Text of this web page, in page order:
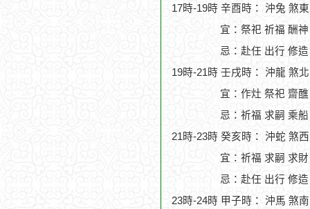
17時-19時 辛酉時： 沖兔 煞
宜：祭祀 祈福 酬
忌：赴任 出行 修
19時-21時 壬戌時： 沖龍 煞
宜：作灶 祭祀 齋
忌：祈福 求嗣 乘船
21時-23時 癸亥時： 沖蛇 煞
宜：祈福 求嗣 求
忌：赴任 出行 修
23時-24時 甲子時： 沖馬 煞